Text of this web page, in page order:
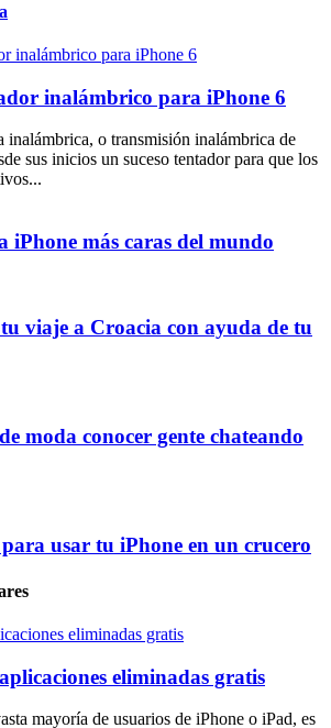
inalámbrico para iPhone 6
inalámbrica, o transmisión inalámbrica de
sus inicios un suceso tentador para que los
iPhone más caras del mundo
viaje a Croacia con ayuda de tu
moda conocer gente chateando
para usar tu iPhone en un crucero
eliminadas gratis
mayoría de usuarios de iPhone o iPad, es